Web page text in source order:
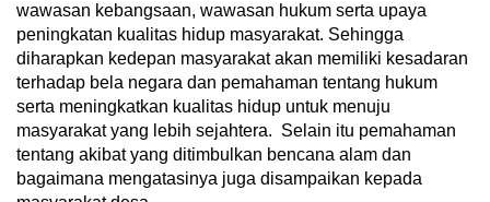
wawasan kebangsaan, wawasan hukum serta upaya
peningkatan kualitas hidup masyarakat. Sehingga
diharapkan kedepan masyarakat akan memiliki kesadaran
terhadap bela negara dan pemahaman tentang hukum
serta meningkatkan kualitas hidup untuk menuju
masyarakat yang lebih sejahtera. Selain itu pemahaman
tentang akibat yang ditimbulkan bencana alam dan
bagaimana mengatasinya juga disampaikan kepada